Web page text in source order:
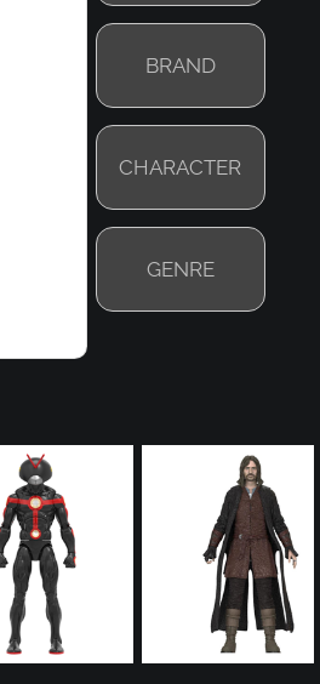
BRAND
CHARACTER
GENRE